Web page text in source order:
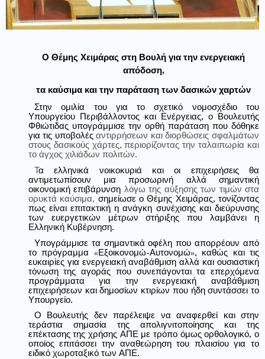
Ο Θέμης Χειμάρας στη Βουλή για την ενεργειακή
απόδοση,
τα καύσιμα και την παράταση των δασικών χαρτών
Στην ομιλία του για το σχετικό νομοσχέδιο του
Υπουργείου Περιβάλλοντος και Ενέργειας, ο Βουλευτής
Φθιώτιδας υπογράμμισε την ορθή παράταση που δόθηκε
για τις υποβολέςαντιρρήσεων και διορθώσεις σφαλμάτων
στους δασικούς χάρτες, περιορίζοντας την ταλαιπωρία και
το άγχος χιλιάδων πολιτών.
α ελληνικά νοικοκυριά και οι επιχειρήσεις θα
αντιμετωπίσουν μια προσωρινή αλλά σημαντική
οικονομική επιβάρυνση λόγω της αύξησης των τιμών στα
ορυκτά καύσιμα, σημείωσε ο Θέμης Χειμάρας, τονίζοντας
πως είναι επιτακτική η ανάγκη συνέχισης και διεύρυνσης
των ευεργετικών μέτρων στήριξης που λαμβάνει η
Ελληνική Κυβέρνηση.
Υπογράμμισε τα σημαντικά οφέλη που απορρέουν από
το πρόγραμμα «Εξοικονομώ-Αυτονομώ», καθώς και τις
ευκαιρίες για ενεργειακή αναβάθμιση αλλά και ουσιαστική
τόνωση της αγοράς που συνεπάγονται τα επερχόμενα
προγράμματα για την ενεργειακή αναβάθμιση
επιχειρήσεων και δημοσίων κτιρίων που ήδη συντάσσει το
Υπουργείο.
Ο Βουλευτής δεν παρέλειψε να αναφερθεί και στην
τεράστια σημασία της απολιγνιτοποίησης και της
επέκτασης της χρήσης ΑΠΕ με τρόπο όμως ορθολογικό, ο
οποίος επιτάσσει την αναθεώρηση του πλαισίου για το
ειδικό χωροταξικό των ΑΠΕ.